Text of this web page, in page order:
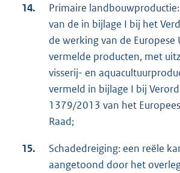
14.
Primaire
van de in bijlage I bij het
de werking van de Europese
vermelde producten, met
visserij- en
vermeld in bijlage I bij
1379/2013 van het
Raad;
15.
Schadedreiging: een reële
aangetoond door het